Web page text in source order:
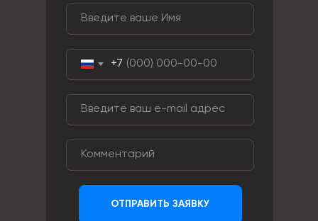
+7
ОТПРАВИТЬ ЗАЯВКУ